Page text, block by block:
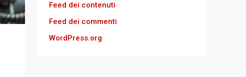
Feed dei contenuti
Feed dei commenti
WordPress.org